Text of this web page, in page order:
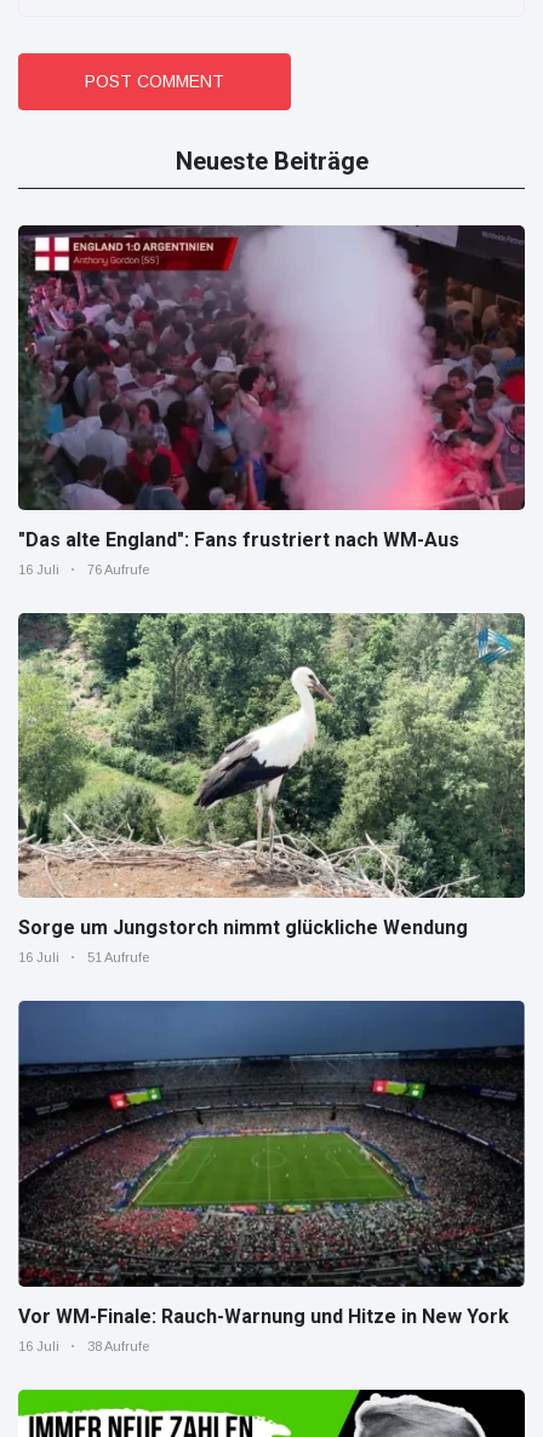
POST COMMENT
Neueste Beiträge
"Das alte England": Fans frustriert nach WM-Aus
16 Juli 76 Aufrufe
Sorge um Jungstorch nimmt glückliche Wendung
16 Juli 51 Aufrufe
Vor WM-Finale: Rauch-Warnung und Hitze in New York
16 Juli 38 Aufrufe